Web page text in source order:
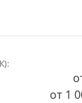
от 1